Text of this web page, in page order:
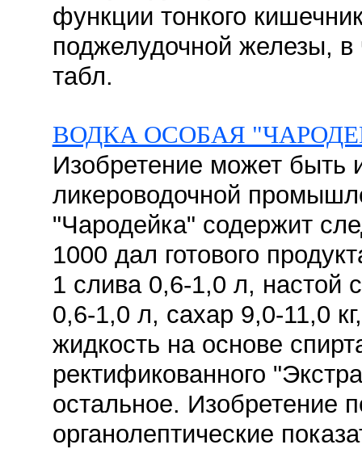
функции тонкого
поджелудочной железы,
табл.
ВОДКА ОСОБАЯ
Изобретение может быть
ликероводочной
"Чародейка" содержит
1000 дал готового
1 слива 0,6-1,0 л, настой
0,6-1,0 л, сахар 9,0-11,0
жидкость на основе
ректификованного
остальное. Изобретение
органолептические